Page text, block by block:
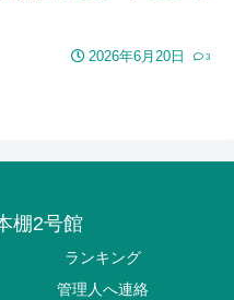
2026年6月20日 3
棚2号館
ランキング
管理人へ連絡